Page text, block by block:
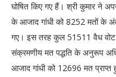
घोषित किए गए हैं। श्री कुमार ने
के आजाद गांधी को 8252 मतों के
गए। इस तरह कुल 51511 वैध वोट
संक्रमणीय मत पद्धति के अनुरूप
आजाद गांधी को 12696 मत